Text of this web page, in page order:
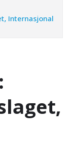
Internasjonal